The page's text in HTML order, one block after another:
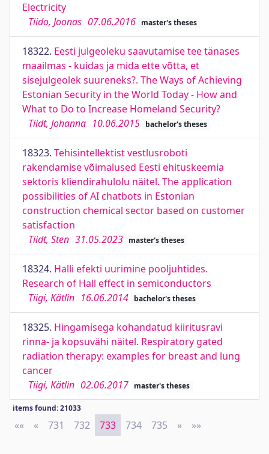
Electricity
Tiido, Joonas 07.06.2016 master's theses
18322. Eesti julgeoleku saavutamise tee tänases
maailmas - kuidas ja mida ette võtta, et
sisejulgeolek suureneks?. The Ways of Achieving
Estonian Security in the World Today - How and
What to Do to Increase Homeland Security?
Tiidt, Johanna 10.06.2015 bachelor's theses
18323. Tehisintellektist vestlusroboti
rakendamise võimalused Eesti ehituskeemia
sektoris kliendirahulolu näitel. The application
possibilities of AI chatbots in Estonian
construction chemical sector based on customer
satisfaction
Tiidt, Sten 31.05.2023 master's theses
18324. Halli efekti uurimine pooljuhtides.
Research of Hall effect in semiconductors
Tiigi, Kätlin 16.06.2014 bachelor's theses
18325. Hingamisega kohandatud kiiritusravi
rinna- ja kopsuvähi näitel. Respiratory gated
radiation therapy: examples for breast and lung
cancer
Tiigi, Kätlin 02.06.2017 master's theses
items found: 21033
«« First
« Previous
731 732 733 734 735 » Next
»»